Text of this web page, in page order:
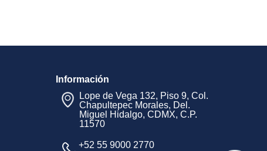
Información
Lope de Vega 132, Piso 9, Col.
Chapultepec Morales, Del.
Miguel Hidalgo, CDMX, C.P.
11570
+52 55 9000 2770